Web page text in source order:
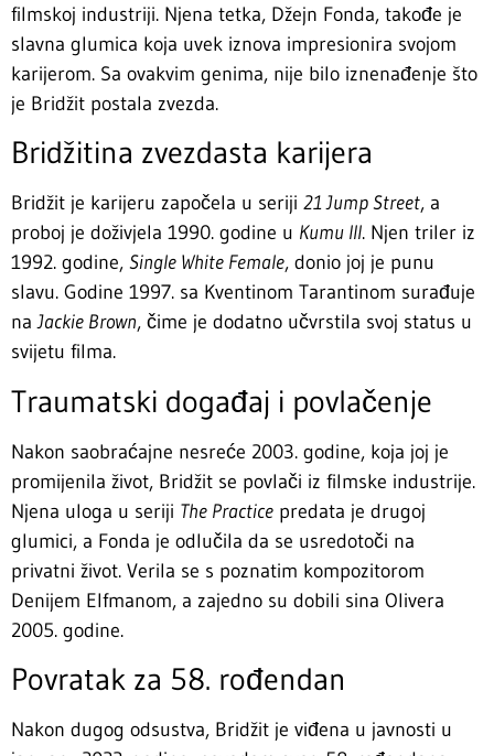
filmskoj industriji. Njena tetka, Džejn Fonda, takođe je
slavna glumica koja uvek iznova impresionira svojom
karijerom. Sa ovakvim genima, nije bilo iznenađenje što
je Bridžit postala zvezda.
Bridžitina zvezdasta karijera
Bridžit je karijeru započela u seriji 21 Jump Street, a
proboj je doživjela 1990. godine u Kumu III. Njen triler iz
1992. godine, Single White Female, donio joj je punu
slavu. Godine 1997. sa Kventinom Tarantinom surađuje
naJackie Brown, čime je dodatno učvrstila svoj status u
svijetu filma.
Traumatski događaj i povlačenje
Nakon saobraćajne nesreće 2003. godine, koja joj je
promijenila život, Bridžit se povlači iz filmske industrije.
Njena uloga u seriji The Practice predata je drugoj
glumici, a Fonda je odlučila da se usredotoči na
privatni život. Verila se s poznatim kompozitorom
Denijem Elfmanom, a zajedno su dobili sina Olivera
2005. godine.
Povratak za 58. rođendan
Nakon dugog odsustva, Bridžit je viđena u javnosti u